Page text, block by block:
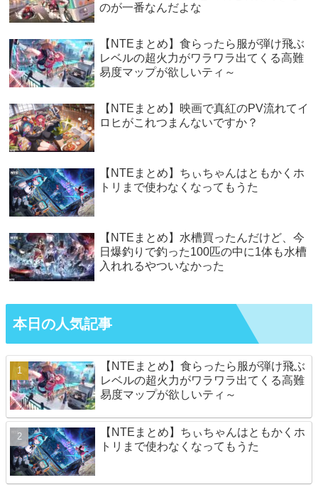
のが一番なんだよな
【NTEまとめ】食らったら服が弾け飛ぶ
レベルの超火力がワラワラ出てくる高難
易度マップが欲しいティ～
【NTEまとめ】映画で真紅のPV流れてイ
ロヒがこれつまんないですか？
【NTEまとめ】ちぃちゃんはともかくホ
トリまで使わなくなってもうた
【NTEまとめ】水槽買ったんだけど、今
日爆釣りで釣った100匹の中に1体も水槽
入れれるやついなかった
本日の人気記事
【NTEまとめ】食らったら服が弾け飛ぶ
レベルの超火力がワラワラ出てくる高難
易度マップが欲しいティ～
【NTEまとめ】ちぃちゃんはともかくホ
トリまで使わなくなってもうた